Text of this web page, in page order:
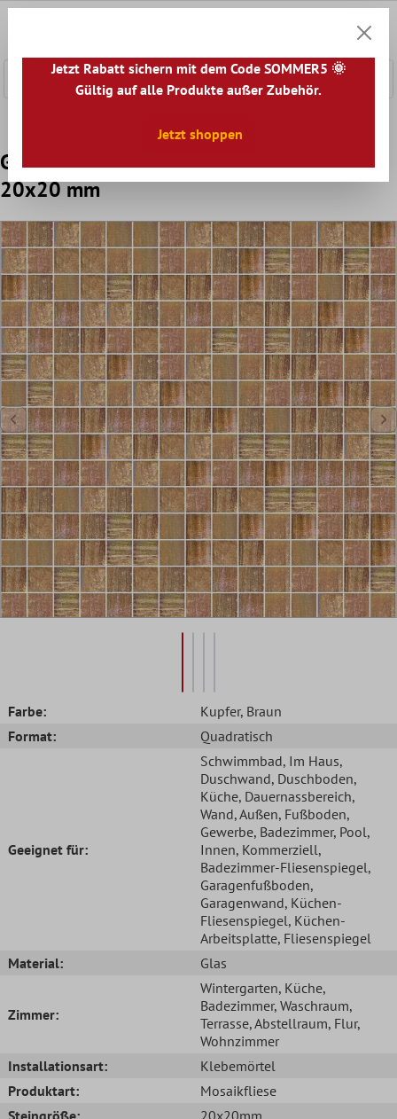
Glasmosaik Fliesen Trend-Vi 822 Shining
20x20 mm
Farbe: Kupfer, Braun
Format:
Quadratisch
Geeignet für:
Schwimmbad, Im Haus,
Duschwand, Duschboden,
Küche, Dauernassbereich,
Wand, Außen, Fußboden,
Gewerbe, Badezimmer, Pool,
Innen, Kommerziell,
Badezimmer-Fliesenspiegel,
Garagenfußboden,
Garagenwand, Küchen-
Fliesenspiegel, Küchen-
Arbeitsplatte, Fliesenspiegel
Material:
Glas
Zimmer:
Wintergarten, Küche,
Badezimmer, Waschraum,
Terrasse, Abstellraum, Flur,
Wohnzimmer
Installationsart:
Klebemörtel
Produktart:
Mosaikfliese
Steingröße:
20x20mm
Jetzt Rabatt sichern mit dem Code SOMMER5 🌞
Gültig auf alle Produkte außer Zubehör.
Jetzt shoppen